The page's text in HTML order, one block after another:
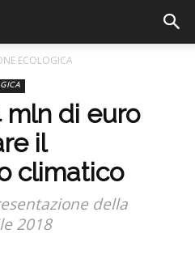
ECOLOGICA
mln di euro
il
climatico
della
2018